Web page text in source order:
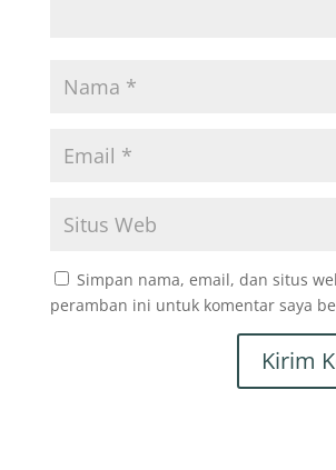
Simpan nama, email, dan situs
peramban ini untuk komentar saya